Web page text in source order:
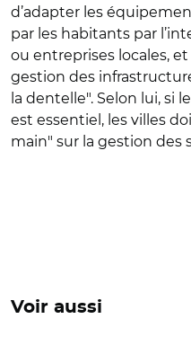
d’adapter les
par les habitants par
ou entreprises locales,
gestion des
la dentelle". Selon lui, si
est essentiel, les villes
main" sur la gestion
Voir aussi